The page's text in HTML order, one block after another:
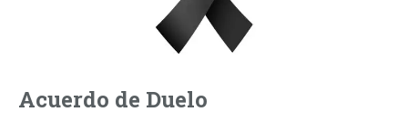
Acuerdo de Duelo